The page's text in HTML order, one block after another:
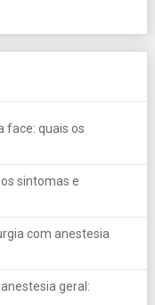
face: quais os
sintomas e
com anestesia
geral: